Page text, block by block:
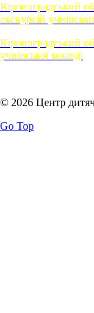
Кіровоградський
екскурсій
Кіровоградський
учнівської молоді
© 2026 Центр
Go Top